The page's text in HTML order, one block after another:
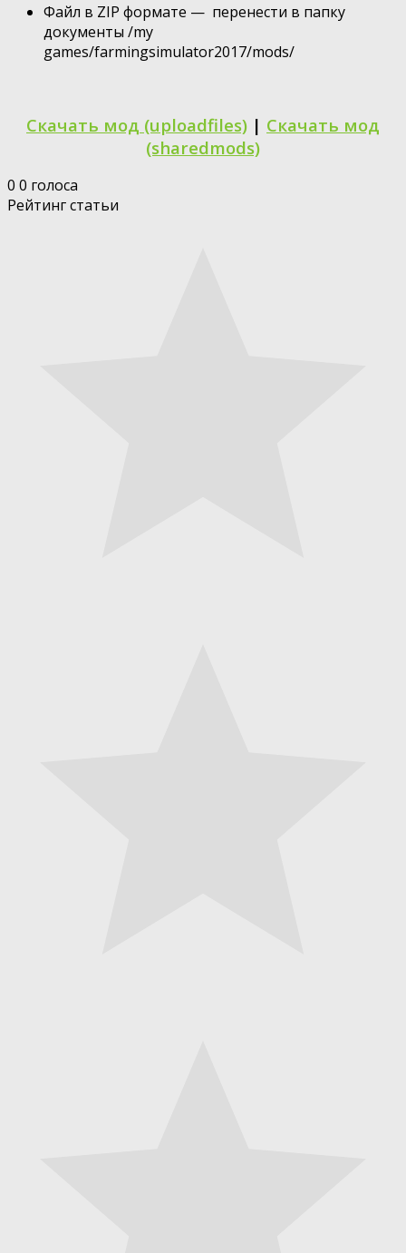
Файл в ZIP формате — перенести в папку
документы /my
games/farmingsimulator2017/mods/
Скачать мод (uploadfiles) | Скачать мод
(sharedmods)
0 0 голоса
Рейтинг статьи